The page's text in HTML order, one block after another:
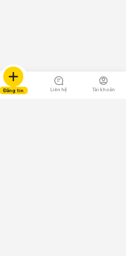
Đăng tin Liên hệ Tài khoản